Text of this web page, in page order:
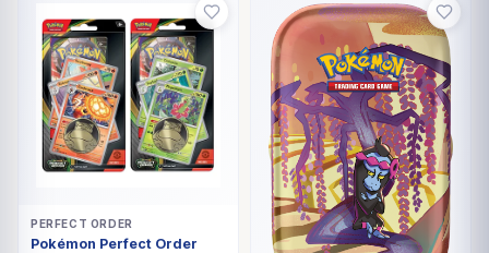
PERFECT ORDER
Pokémon Perfect Order